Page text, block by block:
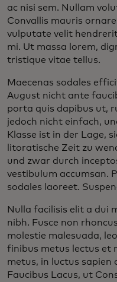
ac nisi sem. Nullam
Convallis mauris
vulputate velit
mi. Ut massa lorem,
tristique vitae tellus.
Maecenas sodales
August nicht ante
porta quis dapibus ut,
jedoch nicht einfach,
Klasse ist in der Lage,
litoratische Zeit zu
und zwar durch
vestibulum accumsan.
sodales laoreet.
Nulla facilisis elit a dui
nibh. Fusce non
molestie malesuada,
finibus metus lectus et
metus, in luctus sapien
Faucibus Lacus, ut